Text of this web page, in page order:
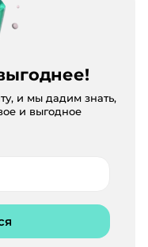
и мы дадим знать,
и выгодное